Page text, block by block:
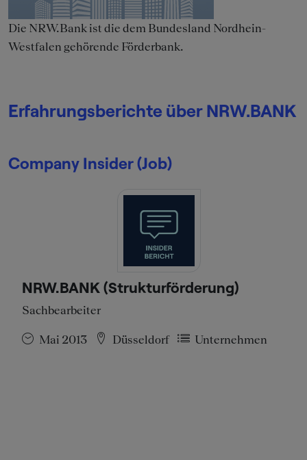
Die NRW.Bank ist die dem Bundesland Nordhein-
Westfalen gehörende Förderbank.
Erfahrungsberichte über NRW.BANK
Company Insider (Job)
NRW.BANK (Strukturförderung)
Sachbearbeiter
Mai 2013 Düsseldorf Unternehmen